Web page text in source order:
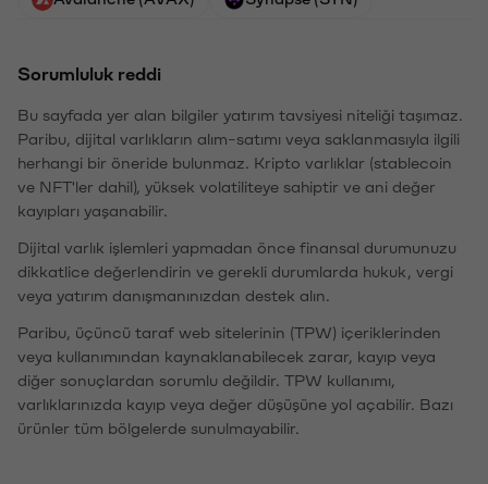
Sorumluluk reddi
Bu sayfada yer alan bilgiler yatırım tavsiyesi niteliği taşımaz.
Paribu, dijital varlıkların alım-satımı veya saklanmasıyla ilgili
herhangi bir öneride bulunmaz. Kripto varlıklar (stablecoin
ve NFT'ler dahil), yüksek volatiliteye sahiptir ve ani değer
kayıpları yaşanabilir.
Dijital varlık işlemleri yapmadan önce finansal durumunuzu
dikkatlice değerlendirin ve gerekli durumlarda hukuk, vergi
veya yatırım danışmanınızdan destek alın.
Paribu, üçüncü taraf web sitelerinin (TPW) içeriklerinden
veya kullanımından kaynaklanabilecek zarar, kayıp veya
diğer sonuçlardan sorumlu değildir. TPW kullanımı,
varlıklarınızda kayıp veya değer düşüşüne yol açabilir. Bazı
ürünler tüm bölgelerde sunulmayabilir.